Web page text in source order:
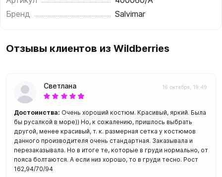
Бренд
Salvimar
Отзывы клиентов из Wildberries
Светлана 16 октября, 19:49
Достоинства: Очень хороший костюм. Красивый, яркий. Была
бы русалкой в море)) Но, к сожалению, пришлось выбрать
другой, менее красивый, т. к. размерная сетка у костюмов
данного производителя очень стандартная. Заказывала и
перезаказывала. Но в итоге те, которые в груди нормально, от
пояса болтаются. А если низ хорошо, то в груди тесно. Рост
162,94/70/94